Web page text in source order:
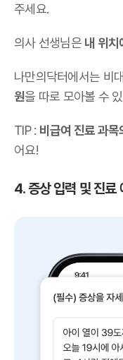
주세요.
의사 선생님은 내 위치
나만의닥터에서는 비
원을 따로 모아볼 수
TIP : 비급여 진료 과
어요!
4. 증상 입력 및 진료